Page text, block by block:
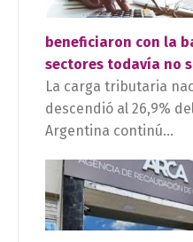
beneficiaron con la
sectores todavía no
La carga tributaria
descendió al 26,9%
Argentina continú...